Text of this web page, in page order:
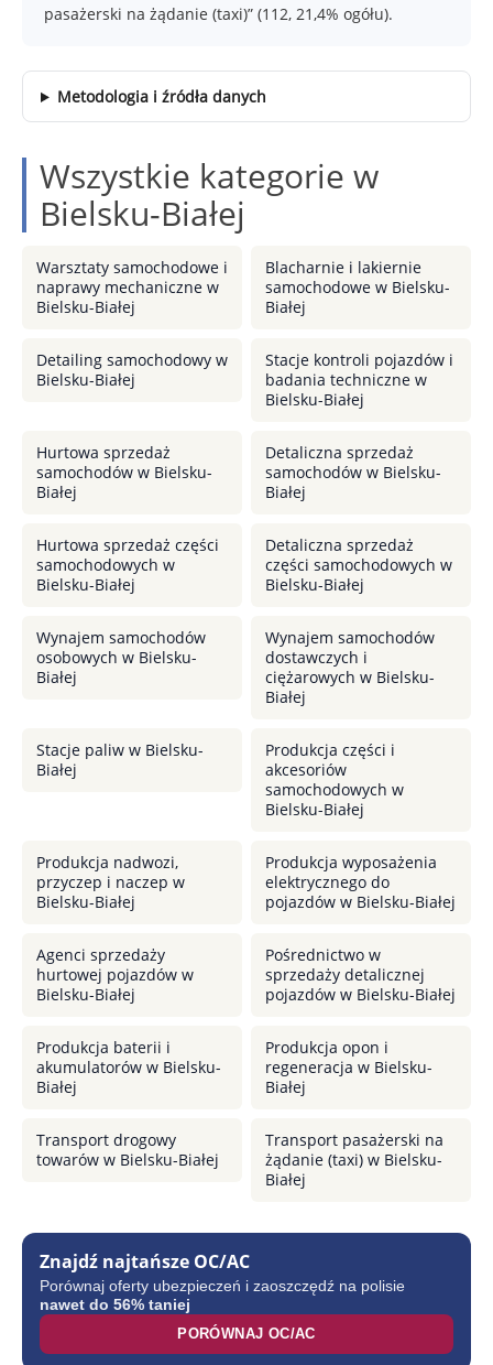
pasażerski na żądanie (taxi)” (112, 21,4% ogółu).
Metodologia i źródła danych
Wszystkie kategorie w
Bielsku-Białej
Warsztaty samochodowe i
naprawy mechaniczne w
Bielsku-Białej
Blacharnie i lakiernie
samochodowe w Bielsku-
Białej
Detailing samochodowy w
Bielsku-Białej
Stacje kontroli pojazdów i
badania techniczne w
Bielsku-Białej
Hurtowa sprzedaż
samochodów w Bielsku-
Białej
Detaliczna sprzedaż
samochodów w Bielsku-
Białej
Hurtowa sprzedaż części
samochodowych w
Bielsku-Białej
Detaliczna sprzedaż
części samochodowych w
Bielsku-Białej
Wynajem samochodów
osobowych w Bielsku-
Białej
Wynajem samochodów
dostawczych i
ciężarowych w Bielsku-
Białej
Stacje paliw w Bielsku-
Białej
Produkcja części i
akcesoriów
samochodowych w
Bielsku-Białej
Produkcja nadwozi,
przyczep i naczep w
Bielsku-Białej
Produkcja wyposażenia
elektrycznego do
pojazdów w Bielsku-Białej
Agenci sprzedaży
hurtowej pojazdów w
Bielsku-Białej
Pośrednictwo w
sprzedaży detalicznej
pojazdów w Bielsku-Białej
Produkcja baterii i
akumulatorów w Bielsku-
Białej
Produkcja opon i
regeneracja w Bielsku-
Białej
Transport drogowy
towarów w Bielsku-Białej
Transport pasażerski na
żądanie (taxi) w Bielsku-
Białej
Znajdź najtańsze OC/AC
Porównaj oferty ubezpieczeń i zaoszczędź na polisie
nawet do 56% taniej
PORÓWNAJ OC/AC